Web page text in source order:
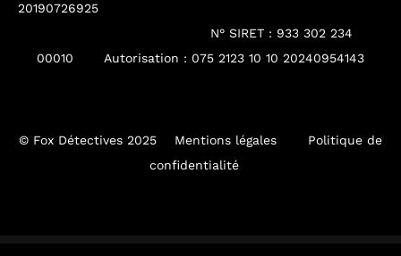
N° SIRET : 933 302 234
00010 Autorisation : 075 2123 10 10 20240954143
© Fox Détectives 2025 Mentions légales
Politique de
confidentialité